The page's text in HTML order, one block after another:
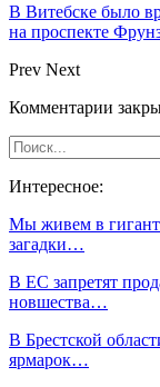
В Витебске было
на проспекте
Prev Next
Комментарии
Интересное:
Мы живем в
загадки…
В ЕС запретят
новшества…
В Брестской
ярмарок…